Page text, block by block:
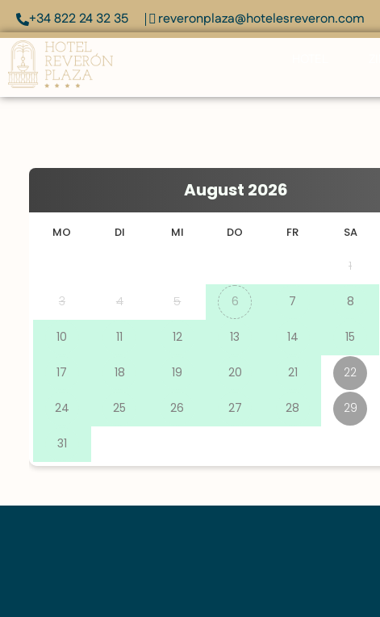
+34 822 24 32 35 reveronplaza@hotelesreveron.com